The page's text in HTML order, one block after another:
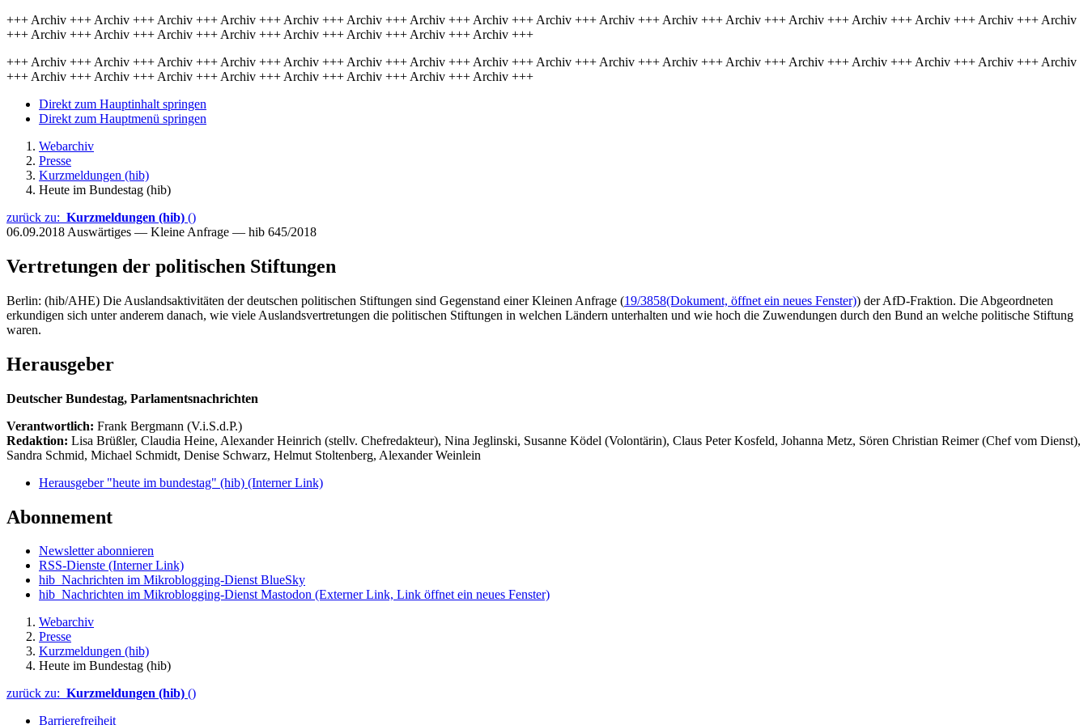
+++ Archiv +++ Archiv +++ Archiv +++ Archiv +++ Archiv +++ Archiv +++ Archiv +++ Archiv +++ Archiv +++ Archiv +++ Archiv +++ Archiv +++ Archiv +++ Archiv +++ Archiv +++ Archiv +++ Archiv
+++ Archiv +++ Archiv +++ Archiv +++ Archiv +++ Archiv +++ Archiv +++ Archiv +++ Archiv +++
+++ Archiv +++ Archiv +++ Archiv +++ Archiv +++ Archiv +++ Archiv +++ Archiv +++ Archiv +++ Archiv +++ Archiv +++ Archiv +++ Archiv +++ Archiv +++ Archiv +++ Archiv +++ Archiv +++ Archiv
+++ Archiv +++ Archiv +++ Archiv +++ Archiv +++ Archiv +++ Archiv +++ Archiv +++ Archiv +++
Direkt zum Hauptinhalt springen
Direkt zum Hauptmenü springen
Webarchiv
Presse
Kurzmeldungen (hib)
Heute im Bundestag (hib)
zurück zu: Kurzmeldungen (hib) ()
06.09.2018 Auswärtiges — Kleine Anfrage — hib 645/2018
Vertretungen der politischen Stiftungen
Berlin: (hib/AHE) Die Auslandsaktivitäten der deutschen politischen Stiftungen sind Gegenstand einer Kleinen Anfrage (19/3858(Dokument, öffnet ein neues Fenster)) der AfD-Fraktion. Die Abgeordneten
erkundigen sich unter anderem danach, wie viele Auslandsvertretungen die politischen Stiftungen in welchen Ländern unterhalten und wie hoch die Zuwendungen durch den Bund an welche politische Stiftung
waren.
Herausgeber
Deutscher Bundestag, Parlamentsnachrichten
Verantwortlich: Frank Bergmann (V.i.S.d.P.)
Redaktion: Lisa Brüßler, Claudia Heine, Alexander Heinrich (stellv. Chefredakteur), Nina Jeglinski, Susanne Ködel (Volontärin), Claus Peter Kosfeld, Johanna Metz, Sören Christian Reimer (Chef vom Dienst),
Sandra Schmid, Michael Schmidt, Denise Schwarz, Helmut Stoltenberg, Alexander Weinlein
Herausgeber "heute im bundestag" (hib) (Interner Link)
Abonnement
Newsletter abonnieren
RSS-Dienste (Interner Link)
hib_Nachrichten im Mikroblogging-Dienst BlueSky
hib_Nachrichten im Mikroblogging-Dienst Mastodon (Externer Link, Link öffnet ein neues Fenster)
Webarchiv
Presse
Kurzmeldungen (hib)
Heute im Bundestag (hib)
zurück zu: Kurzmeldungen (hib) ()
Barrierefreiheit